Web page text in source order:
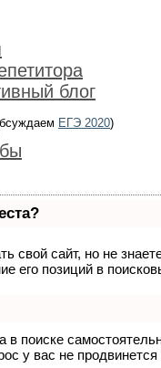
блог
ЕГЭ 2020)
свой сайт, но не
его позиций в
поиске
у вас не